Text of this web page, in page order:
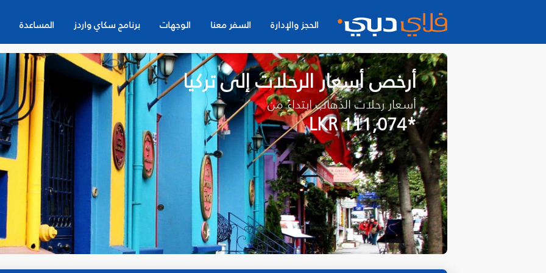
الحجز والإدارة السفر معنا الوجهات برنامج سكاي واردز المساعدة
أرخص أسعار الرحلات إلى تركيا
أسعار رحلات الذهاب ابتداءً من
*LKR 111,074